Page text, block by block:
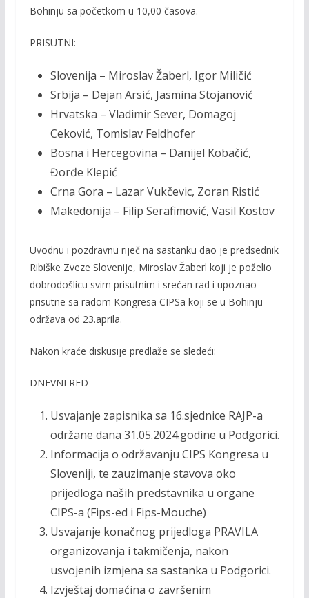
b
o
o
k
y
n
k
Bohinju sa početkom u 10,00 časova.
PRISUTNI:
Slovenija – Miroslav Žaberl, Igor Miličić
Srbija – Dejan Arsić, Jasmina Stojanović
Hrvatska – Vladimir Sever, Domagoj
Ceković, Tomislav Feldhofer
Bosna i Hercegovina – Danijel Kobačić,
Đorđe Klepić
Crna Gora – Lazar Vukčevic, Zoran Ristić
Makedonija – Filip Serafimović, Vasil Kostov
Uvodnu i pozdravnu riječ na sastanku dao je predsednik
Ribiške Zveze Slovenije, Miroslav Žaberl koji je poželio
dobrodošlicu svim prisutnim i srećan rad i upoznao
prisutne sa radom Kongresa CIPSa koji se u Bohinju
održava od 23.aprila.
Nakon kraće diskusije predlaže se sledeći:
DNEVNI RED
Usvajanje zapisnika sa 16.sjednice RAJP-a
održane dana 31.05.2024.godine u Podgorici.
Informacija o održavanju CIPS Kongresa u
Sloveniji, te zauzimanje stavova oko
prijedloga naših predstavnika u organe
CIPS-a (Fips-ed i Fips-Mouche)
Usvajanje konačnog prijedloga PRAVILA
organizovanja i takmičenja, nakon
usvojenih izmjena sa sastanka u Podgorici.
Izvještaj domaćina o završenim